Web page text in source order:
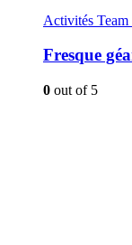
Activités
Fresque
0 out of 5